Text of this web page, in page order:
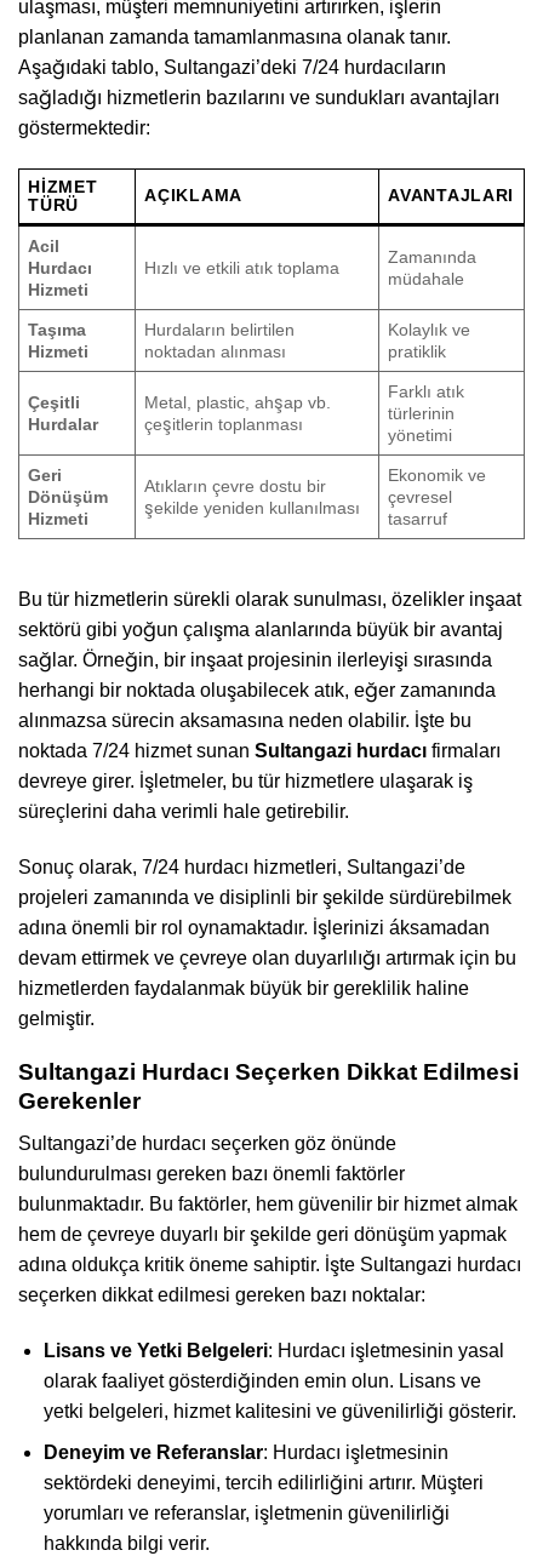
ulaşması, müşteri memnuniyetini artırırken, işlerin
planlanan zamanda tamamlanmasına olanak tanır.
Aşağıdaki tablo, Sultangazi’deki 7/24 hurdacıların
sağladığı hizmetlerin bazılarını ve sundukları avantajları
göstermektedir:
HIZMET
TÜRÜ
AÇIKLAMA AVANTAJLARI
Acil
Hurdacı
Hizmeti
Hızlı ve etkili atık toplama
Zamanında
müdahale
Taşıma
Hizmeti
Hurdaların belirtilen
noktadan alınması
Kolaylık ve
pratiklik
Çeşitli
Hurdalar
Metal, plastic, ahşap vb.
çeşitlerin toplanması
Farklı atık
türlerinin
yönetimi
Geri
Dönüşüm
Hizmeti
Atıkların çevre dostu bir
şekilde yeniden kullanılması
Ekonomik ve
çevresel
tasarruf
Bu tür hizmetlerin sürekli olarak sunulması, özelikler inşaat
sektörü gibi yoğun çalışma alanlarında büyük bir avantaj
sağlar. Örneğin, bir inşaat projesinin ilerleyişi sırasında
herhangi bir noktada oluşabilecek atık, eğer zamanında
alınmazsa sürecin aksamasına neden olabilir. İşte bu
noktada 7/24 hizmet sunan Sultangazi hurdacı firmaları
devreye girer. İşletmeler, bu tür hizmetlere ulaşarak iş
süreçlerini daha verimli hale getirebilir.
Sonuç olarak, 7/24 hurdacı hizmetleri, Sultangazi’de
projeleri zamanında ve disiplinli bir şekilde sürdürebilmek
adına önemli bir rol oynamaktadır. İşlerinizi áksamadan
devam ettirmek ve çevreye olan duyarlılığı artırmak için bu
hizmetlerden faydalanmak büyük bir gereklilik haline
gelmiştir.
Sultangazi Hurdacı Seçerken Dikkat Edilmesi
Gerekenler
Sultangazi’de hurdacı seçerken göz önünde
bulundurulması gereken bazı önemli faktörler
bulunmaktadır. Bu faktörler, hem güvenilir bir hizmet almak
hem de çevreye duyarlı bir şekilde geri dönüşüm yapmak
adına oldukça kritik öneme sahiptir. İşte Sultangazi hurdacı
seçerken dikkat edilmesi gereken bazı noktalar:
Lisans ve Yetki Belgeleri: Hurdacı işletmesinin yasal
olarak faaliyet gösterdiğinden emin olun. Lisans ve
yetki belgeleri, hizmet kalitesini ve güvenilirliği gösterir.
Deneyim ve Referanslar: Hurdacı işletmesinin
sektördeki deneyimi, tercih edilirliğini artırır. Müşteri
yorumları ve referanslar, işletmenin güvenilirliği
hakkında bilgi verir.